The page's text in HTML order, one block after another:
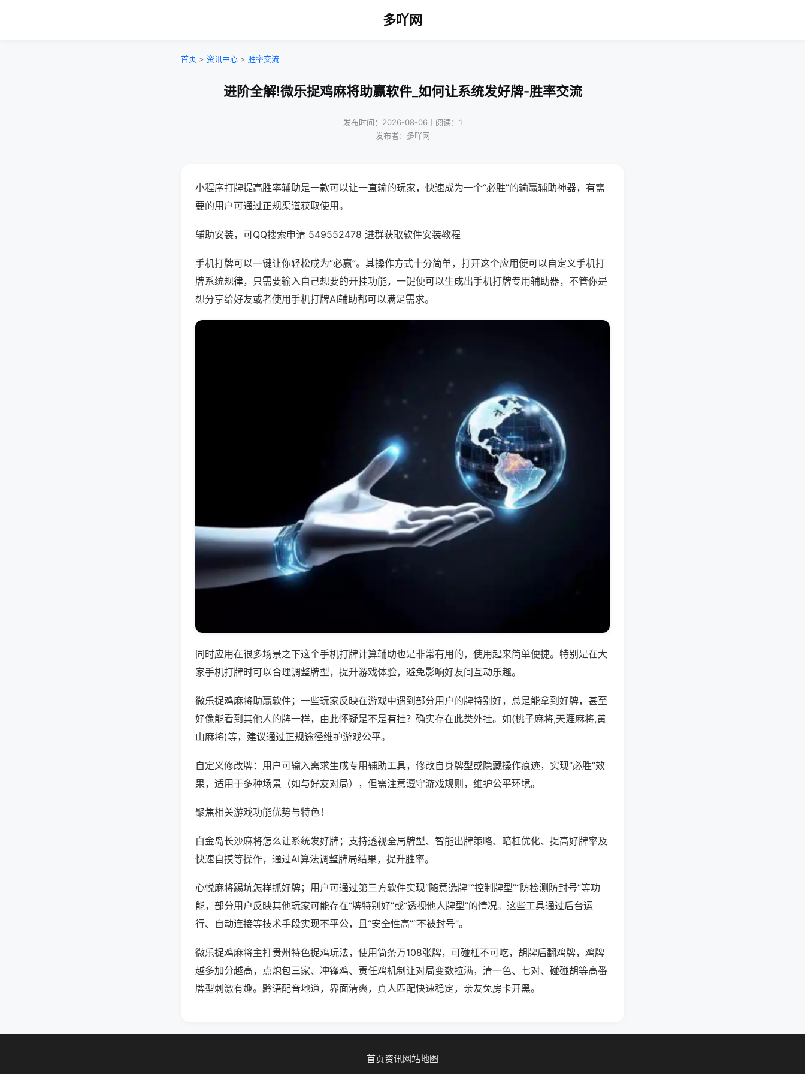
多吖网
首页 > 资讯中心 > 胜率交流
进阶全解!微乐捉鸡麻将助赢软件_如何让系统发好牌-胜率交流
发布时间：2026-08-06｜阅读：1
发布者：多吖网
小程序打牌提高胜率辅助是一款可以让一直输的玩家，快速成为一个“必胜”的输赢辅助神器，有需
要的用户可通过正规渠道获取使用。
辅助安装，可QQ搜索申请 549552478 进群获取软件安装教程
手机打牌可以一键让你轻松成为“必赢”。其操作方式十分简单，打开这个应用便可以自定义手机打
牌系统规律，只需要输入自己想要的开挂功能，一键便可以生成出手机打牌专用辅助器，不管你是
想分享给好友或者使用手机打牌AI辅助都可以满足需求。
同时应用在很多场景之下这个手机打牌计算辅助也是非常有用的，使用起来简单便捷。特别是在大
家手机打牌时可以合理调整牌型，提升游戏体验，避免影响好友间互动乐趣。
微乐捉鸡麻将助赢软件；一些玩家反映在游戏中遇到部分用户的牌特别好，总是能拿到好牌，甚至
好像能看到其他人的牌一样，由此怀疑是不是有挂？确实存在此类外挂。如(桃子麻将,天涯麻将,黄
山麻将)等，建议通过正规途径维护游戏公平。
自定义修改牌：用户可输入需求生成专用辅助工具，修改自身牌型或隐藏操作痕迹，实现“必胜”效
果，适用于多种场景（如与好友对局），但需注意遵守游戏规则，维护公平环境。
聚焦相关游戏功能优势与特色！
白金岛长沙麻将怎么让系统发好牌；支持透视全局牌型、智能出牌策略、暗杠优化、提高好牌率及
快速自摸等操作，通过AI算法调整牌局结果，提升胜率。
心悦麻将踢坑怎样抓好牌；用户可通过第三方软件实现“随意选牌”“控制牌型”“防检测防封号”等功
能，部分用户反映其他玩家可能存在“牌特别好”或“透视他人牌型”的情况。这些工具通过后台运
行、自动连接等技术手段实现不平公，且“安全性高”“不被封号”。
微乐捉鸡麻将主打贵州特色捉鸡玩法，使用筒条万108张牌，可碰杠不可吃，胡牌后翻鸡牌，鸡牌
越多加分越高，点炮包三家、冲锋鸡、责任鸡机制让对局变数拉满，清一色、七对、碰碰胡等高番
牌型刺激有趣。黔语配音地道，界面清爽，真人匹配快速稳定，亲友免房卡开黑。
首页资讯网站地图